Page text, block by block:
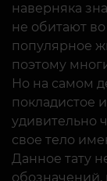
наверняка
не обитают
популярное
поэтому
Но на самом
покладистое
удивительно
свое тело
Данное тату
обозначений,